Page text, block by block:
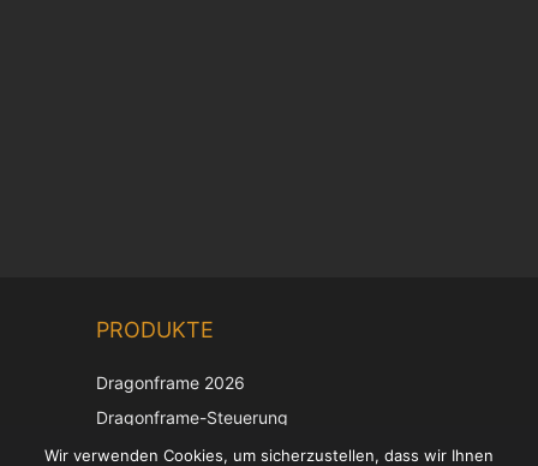
PRODUKTE
Dragonframe 2026
Dragonframe-Steuerung
DDMX-512
Wir verwenden Cookies, um sicherzustellen, dass wir Ihnen
French